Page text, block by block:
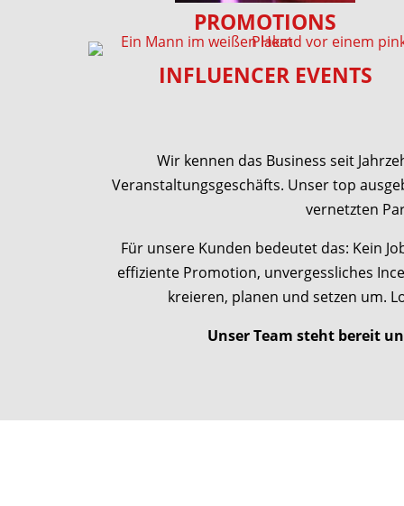
PROMOTIONS
INFLUENCER EVENTS
Wir kennen das Business seit
Veranstaltungsgeschäfts. Unser top
vernetzten
Für unsere Kunden bedeutet das: Kein
effiziente Promotion, unvergessliches
kreieren, planen und setzen um.
Unser Team steht bereit